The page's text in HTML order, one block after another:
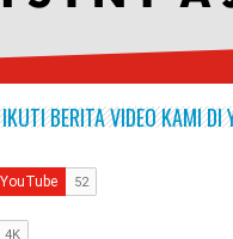
IKUTI BERITA VIDEO KAMI DI